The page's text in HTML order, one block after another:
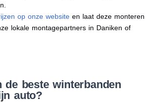
op onze websiteen laat deze monteren
lokale montagepartners in Daniken of
de beste winterbanden
auto?